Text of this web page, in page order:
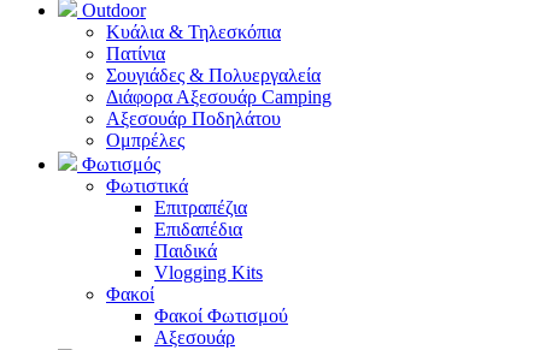
Outdoor
Κυάλια & Τηλεσκόπια
Πατίνια
Σουγιάδες & Πολυεργαλεία
Διάφορα Αξεσουάρ Camping
Αξεσουάρ Ποδηλάτου
Ομπρέλες
Φωτισμός
Φωτιστικά
Επιτραπέζια
Επιδαπέδια
Παιδικά
Vlogging Kits
Φακοί
Φακοί Φωτισμού
Αξεσουάρ